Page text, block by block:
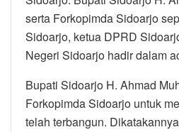
serta Forkopimda Sidoarjo
Sidoarjo, ketua DPRD
Negeri Sidoarjo hadir dalam
Bupati Sidoarjo H. Ahmad
Forkopimda Sidoarjo untuk
telah terbangun.